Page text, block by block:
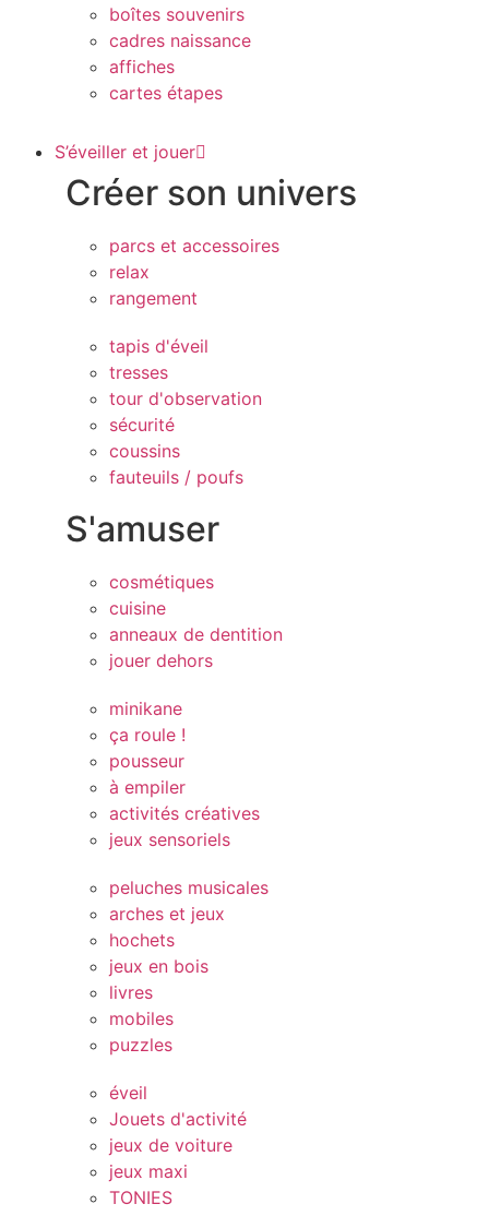
boîtes souvenirs
cadres naissance
affiches
cartes étapes
S’éveiller et jouer
Créer son univers
parcs et accessoires
relax
rangement
tapis d'éveil
tresses
tour d'observation
sécurité
coussins
fauteuils / poufs
S'amuser
cosmétiques
cuisine
anneaux de dentition
jouer dehors
minikane
ça roule !
pousseur
à empiler
activités créatives
jeux sensoriels
peluches musicales
arches et jeux
hochets
jeux en bois
livres
mobiles
puzzles
éveil
Jouets d'activité
jeux de voiture
jeux maxi
TONIES